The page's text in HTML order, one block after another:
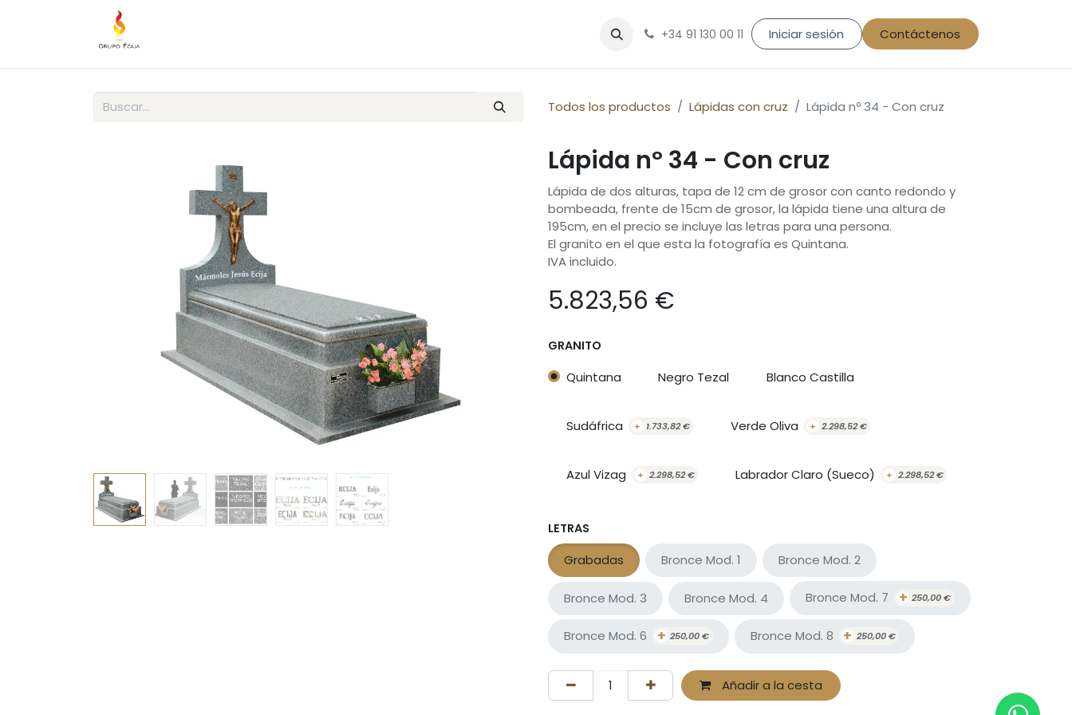
+34 91 130 00 11 Iniciar sesión Contáctenos
Todos los productos Lápidas con cruz Lápida nº 34 - Con cruz
Lápida nº 34 - Con cruz
Lápida de dos alturas, tapa de 12 cm de grosor con canto redondo y
bombeada, frente de 15cm de grosor, la lápida tiene una altura de
195cm, en el precio se incluye las letras para una persona.
El granito en el que esta la fotografía es Quintana.
IVA incluido.
5.823,56 €
GRANITO
Quintana Negro Tezal Blanco Castilla
Sudáfrica + 1.733,82€ Verde Oliva + 2.298,52€
Azul Vizag + 2.298,52€ Labrador Claro (Sueco) + 2.298,52€
LETRAS
Grabadas Bronce Mod. 1 Bronce Mod. 2
Bronce Mod. 3 Bronce Mod. 4 Bronce Mod. 7 + 250,00€
Bronce Mod. 6 + 250,00€ Bronce Mod. 8 + 250,00€
Añadir a la cesta